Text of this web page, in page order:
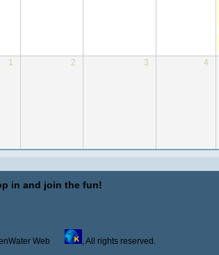
1 2 3 4
in and join the fun!
Web , All rights reserved.